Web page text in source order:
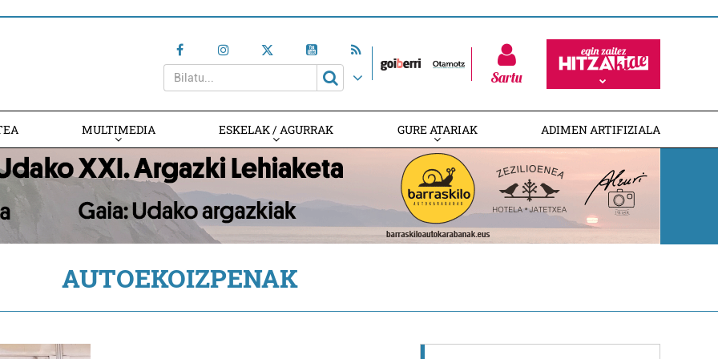
Sartu
MULTIMEDIA ESKELAK / AGURRAK GURE ATARIAK ADIMEN ARTIFIZIALA
AUTOEKOIZPENAK